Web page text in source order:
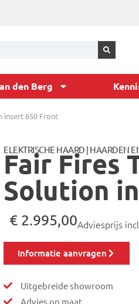
den Berg
insert 650 Front
ELEKTRISCHE HAARD | HAARDEN
Fair Fires
Solution
€ 2.995,00Adviesprijs
Informatie aanvragen
Uitgebreide showroom
Advies op maat